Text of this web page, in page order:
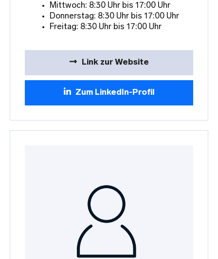
Mittwoch: 8:30 Uhr bis 17:00 Uhr
Donnerstag: 8:30 Uhr bis 17:00 Uhr
Freitag: 8:30 Uhr bis 17:00 Uhr
Link zur Website
Zum LinkedIn-Profil